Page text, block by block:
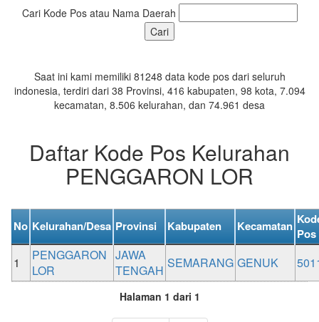
Cari Kode Pos atau Nama Daerah
Saat ini kami memiliki 81248 data kode pos dari seluruh
indonesia, terdiri dari 38 Provinsi, 416 kabupaten, 98 kota, 7.094
kecamatan, 8.506 kelurahan, dan 74.961 desa
Daftar Kode Pos Kelurahan
PENGGARON LOR
No Kelurahan/Desa Provinsi Kabupaten Kecamatan Pos
1
PENGGARON
LOR
JAWA
TENGAH SEMARANG GENUK
Halaman 1 dari 1